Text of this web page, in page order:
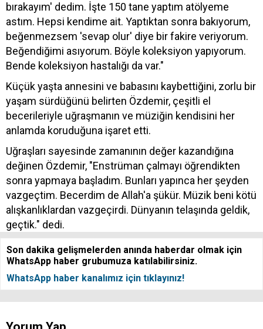
bırakayım' dedim. İşte 150 tane yaptım atölyeme
astım. Hepsi kendime ait. Yaptıktan sonra bakıyorum,
beğenmezsem 'sevap olur' diye bir fakire veriyorum.
Beğendiğimi asıyorum. Böyle koleksiyon yapıyorum.
Bende koleksiyon hastalığı da var."
Küçük yaşta annesini ve babasını kaybettiğini, zorlu bir
yaşam sürdüğünü belirten Özdemir, çeşitli el
becerileriyle uğraşmanın ve müziğin kendisini her
anlamda koruduğuna işaret etti.
Uğraşları sayesinde zamanının değer kazandığına
değinen Özdemir, "Enstrüman çalmayı öğrendikten
sonra yapmaya başladım. Bunları yapınca her şeyden
vazgeçtim. Becerdim de Allah'a şükür. Müzik beni kötü
alışkanlıklardan vazgeçirdi. Dünyanın telaşında geldik,
geçtik." dedi.
Son dakika gelişmelerden anında haberdar olmak için
WhatsApp haber grubumuza katılabilirsiniz.
WhatsApp haber kanalımız için tıklayınız!